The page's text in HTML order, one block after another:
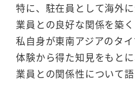
特に、駐在員として海外
業員との良好な関係を築く
私自身が東南アジアのタ
体験から得た知見をもと
業員との関係性について語